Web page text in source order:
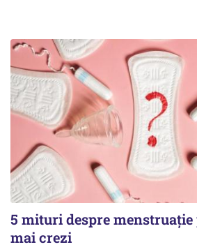
5 mituri despre menstruație
mai crezi